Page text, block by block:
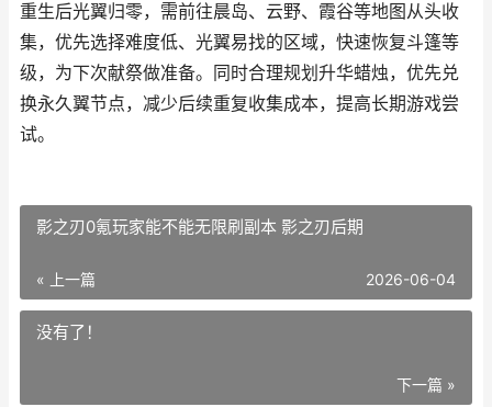
重生后光翼归零，需前往晨岛、云野、霞谷等地图从头收
集，优先选择难度低、光翼易找的区域，快速恢复斗篷等
级，为下次献祭做准备。同时合理规划升华蜡烛，优先兑
换永久翼节点，减少后续重复收集成本，提高长期游戏尝
试。
影之刃0氪玩家能不能无限刷副本 影之刃后期
« 上一篇 2026-06-04
没有了！
下一篇 »